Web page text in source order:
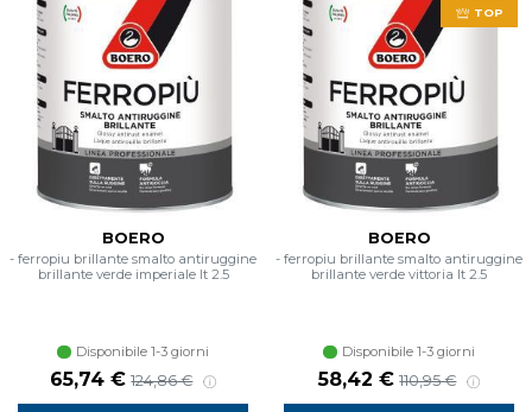
BOERO
- ferropiu brillante smalto antiruggine
brillante verde imperiale lt 2.5
Disponibile 1-3 giorni
Prezzo scontato
65,74 € Prezzo di listino
124,86 €
TOP
BOERO
- ferropiu brillante smalto antiruggine
brillante verde vittoria lt 2.5
Disponibile 1-3 giorni
Prezzo scontato
58,42 € Prezzo di listino
110,95 €